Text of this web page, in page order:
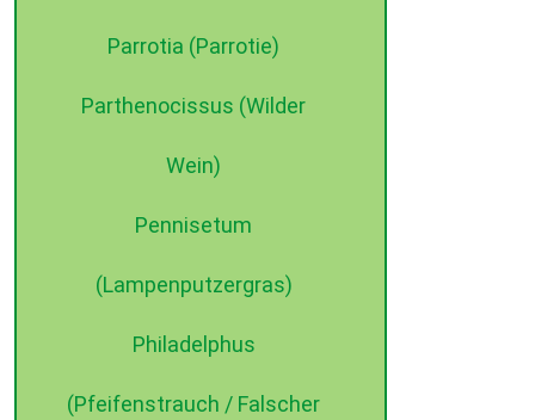
Parrotia (Parrotie)
Parthenocissus (Wilder
Wein)
Pennisetum
(Lampenputzergras)
Philadelphus
(Pfeifenstrauch / Falscher